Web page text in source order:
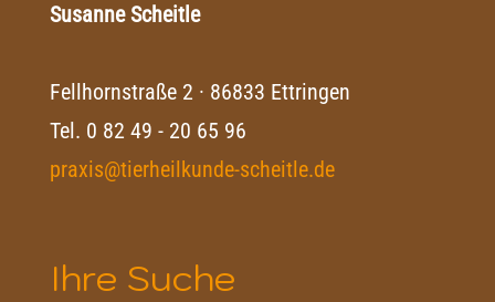
Susanne Scheitle
Fellhornstraße 2 · 86833 Ettringen
Tel. 0 82 49 - 20 65 96
praxis@tierheilkunde-scheitle.de
Ihre Suche